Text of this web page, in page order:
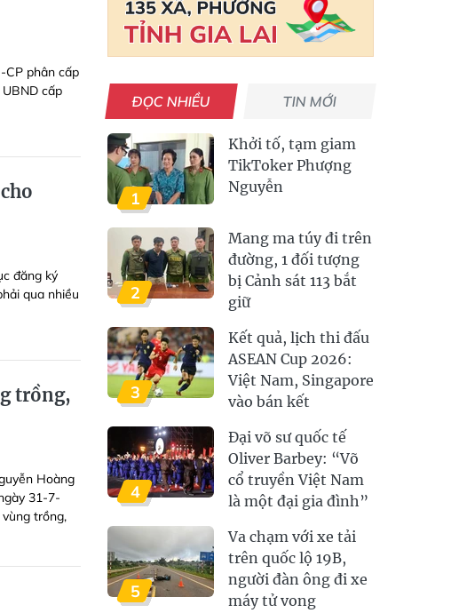
CP phân cấp
cấp
đăng ký
qua nhiều
trồng,
Hoàng
31-7-
trồng,
ĐỌC NHIỀU TIN MỚI
1
Khởi tố, tạm giam
TikToker Phượng
Nguyễn
2
Mang ma túy đi trên
đường, 1 đối tượng
bị Cảnh sát 113 bắt
giữ
3
Kết quả, lịch thi đấu
ASEAN Cup 2026:
Việt Nam, Singapore
vào bán kết
4
Đại võ sư quốc tế
Oliver Barbey: “Võ
cổ truyền Việt Nam
là một đại gia đình”
5
Va chạm với xe tải
trên quốc lộ 19B,
người đàn ông đi xe
máy tử vong